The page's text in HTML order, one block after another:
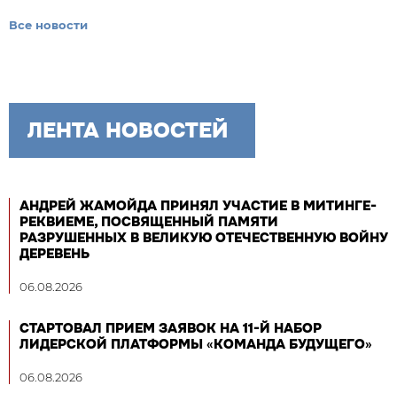
Все новости
ЛЕНТА НОВОСТЕЙ
АНДРЕЙ ЖАМОЙДА ПРИНЯЛ УЧАСТИЕ В МИТИНГЕ-
РЕКВИЕМЕ, ПОСВЯЩЕННЫЙ ПАМЯТИ
РАЗРУШЕННЫХ В ВЕЛИКУЮ ОТЕЧЕСТВЕННУЮ ВОЙНУ
ДЕРЕВЕНЬ
06.08.2026
СТАРТОВАЛ ПРИЕМ ЗАЯВОК НА 11-Й НАБОР
ЛИДЕРСКОЙ ПЛАТФОРМЫ «КОМАНДА БУДУЩЕГО»
06.08.2026